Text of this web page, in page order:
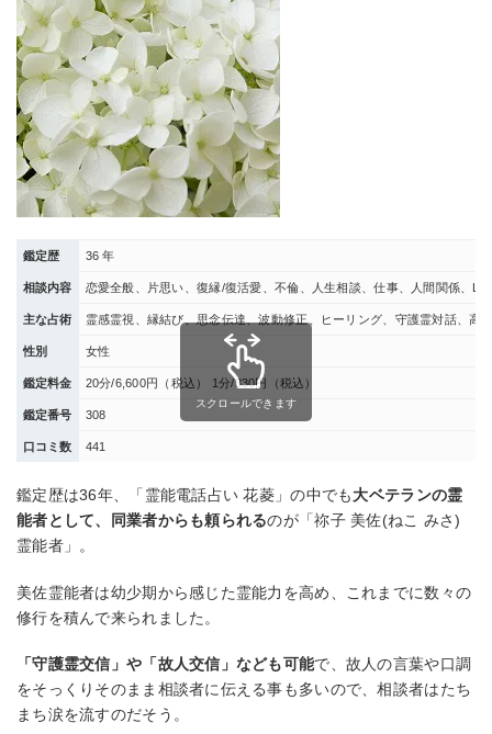
鑑定歴 36 年
相談内容 恋愛全般、片思い、復縁/復活愛、不倫、人生相談、仕事、人間関係、
主な占術 霊感霊視、縁結び、思念伝達、波動修正、ヒーリング、守護霊対話、高
性別 女性
鑑定料金 20分/6,600円（税込） 1分/330円（税込）
鑑定番号 308
口コミ数 441
スクロールできます
鑑定歴は36年、「霊能電話占い 花菱」の中でも大ベテランの霊
能者として、同業者からも頼られるのが「祢子 美佐(ねこ みさ)
霊能者」。
美佐霊能者は幼少期から感じた霊能力を高め、これまでに数々の
修行を積んで来られました。
「守護霊交信」や「故人交信」なども可能で、故人の言葉や口調
をそっくりそのまま相談者に伝える事も多いので、相談者はたち
まち涙を流すのだそう。